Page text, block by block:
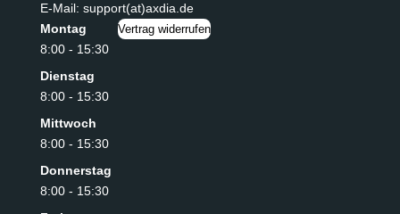
E-Mail: support(at)axdia.de
Montag
8:00 - 15:30
Dienstag
8:00 - 15:30
Mittwoch
8:00 - 15:30
Donnerstag
8:00 - 15:30
Vertrag widerrufen